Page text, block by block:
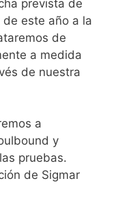
prevista de
este año a la
de
a medida
de nuestra
a
y
pruebas.
de Sigmar